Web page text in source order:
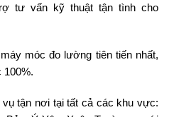
tư vấn kỹ thuật tận tình cho
móc đo lường tiên tiến nhất,
100%.
tận nơi tại tất cả các khu vực: